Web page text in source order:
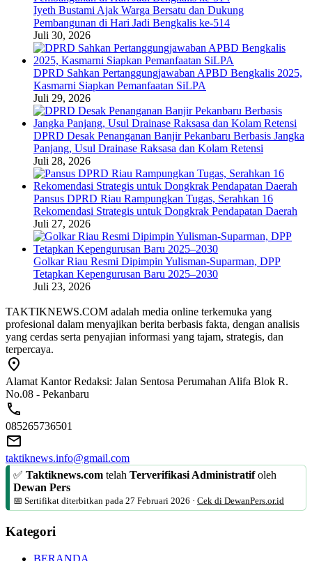
Iyeth Bustami Ajak Warga Bersatu dan Dukung
Pembangunan di Hari Jadi Bengkalis ke-514
Juli 30, 2026
DPRD Sahkan Pertanggungjawaban APBD Bengkalis 2025,
Kasmarni Siapkan Pemanfaatan SiLPA
Juli 29, 2026
DPRD Desak Penanganan Banjir Pekanbaru Berbasis Jangka
Panjang, Usul Drainase Raksasa dan Kolam Retensi
Juli 28, 2026
Pansus DPRD Riau Rampungkan Tugas, Serahkan 16
Rekomendasi Strategis untuk Dongkrak Pendapatan Daerah
Juli 27, 2026
Golkar Riau Resmi Dipimpin Yulisman-Suparman, DPP
Tetapkan Kepengurusan Baru 2025–2030
Juli 23, 2026
TAKTIKNEWS.COM adalah media online terkemuka yang
profesional dalam menyajikan berita berbasis fakta, dengan analisis
yang cerdas serta penyajian informasi yang tajam, strategis, dan
terpercaya.
Alamat Kantor Redaksi: Jalan Sentosa Perumahan Alifa Blok R.
No.08 - Pekanbaru
085265736501
taktiknews.info@gmail.com
✅ Taktiknews.com telah Terverifikasi Administratifoleh
Dewan Pers
📅 Sertifikat diterbitkan pada 27 Februari 2026 · Cek di DewanPers.or.id
Kategori
BERANDA